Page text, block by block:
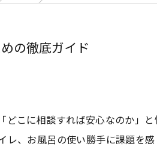
の徹底ガイド
こに相談すれば安心なのか」
、お風呂の使い勝手に課題を